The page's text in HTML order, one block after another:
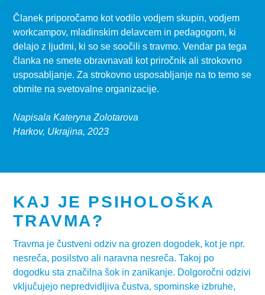
Članek priporočamo kot vodilo vodjem skupin, vodjem
workcampov, mladinskim delavcem in pedagogom, ki
delajo z ljudmi, ki so se soočili s travmo. Vendar pa tega
članka ne smete obravnavati kot priročnik ali strokovno
usposabljanje. Za strokovno usposabljanje na to temo se
obrnite na svetovalne organizacije.
Napisala Kateryna Zolotarova
Harkov, Ukrajina, 2023
KAJ JE PSIHOLOŠKA
TRAVMA?
Travma je čustveni odziv na grozen dogodek, kot je npr.
nesreča, posilstvo ali naravna nesreča. Takoj po
dogodku sta značilna šok in zanikanje. Dolgoročni odzivi
vključujejo nepredvidljiva čustva, spominske izbruhe,